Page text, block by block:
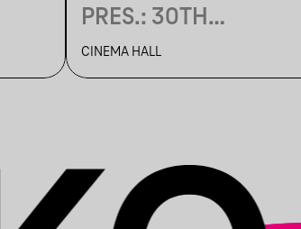
PRES.: 30TH
BIRTHDAY BASH!
CINEMA HALL